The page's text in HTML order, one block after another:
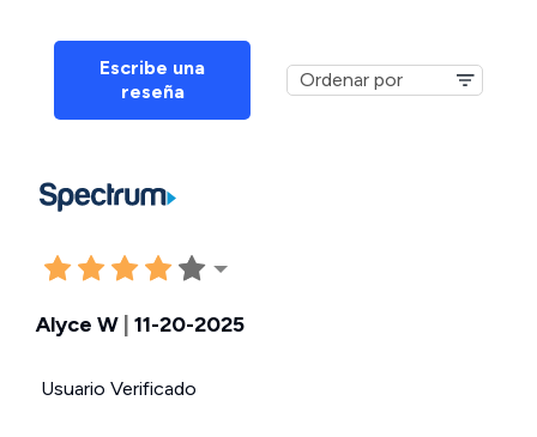
Escribe una
reseña
Alyce W 11-20-2025
Usuario Verificado